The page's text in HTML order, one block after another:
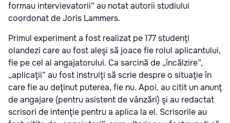
formau intervievatorii” au notat autorii studiului
coordonat de Joris Lammers.
Primul experiment a fost realizat pe 177 studenţi
olandezi care au fost aleşi să joace fie rolul aplicantului,
fie pe cel al angajatorului. Ca sarcină de „încălzire”,
„aplicaţii” au fost instruiţi să scrie despre o situaţie în
care fie au deţinut puterea, fie nu. Apoi, au citit un anunţ
de angajare (pentru asistent de vânzări) şi au redactat
scrisori de intenţie pentru a aplica la el. Scrisorile au